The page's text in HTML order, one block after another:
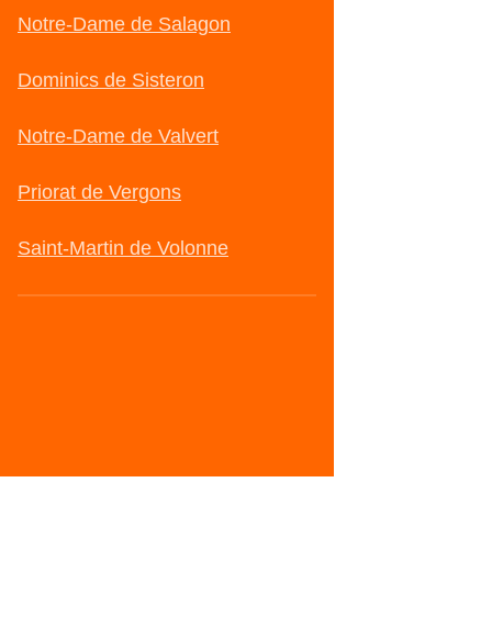
Notre-Dame de Salagon
Dominics de Sisteron
Notre-Dame de Valvert
Priorat de Vergons
Saint-Martin de Volonne